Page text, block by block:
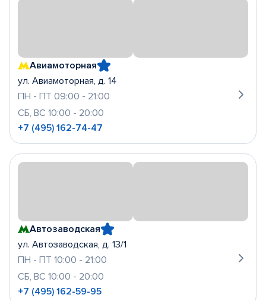
Авиамоторная
ул. Авиамоторная, д. 14
ПН - ПТ 09:00 - 21:00
СБ, ВС 10:00 - 20:00
+7 (495) 162-74-47
Автозаводская
ул. Автозаводская, д. 13/1
ПН - ПТ 10:00 - 21:00
СБ, ВС 10:00 - 20:00
+7 (495) 162-59-95